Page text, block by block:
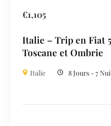
€1,105
Italie – Trip en Fiat
Toscane et Ombrie
Italie 8 Jours - 7